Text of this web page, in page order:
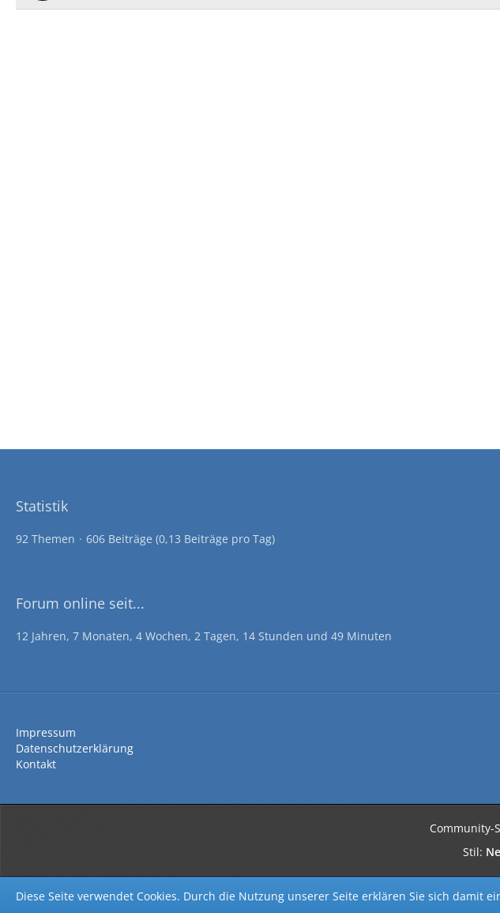
Statistik
92 Themen 606 Beiträge (0,13 Beiträge pro Tag)
Forum online seit...
12 Jahren, 7 Monaten, 4 Wochen, 2 Tagen, 14 Stunden und 49 Minuten
Impressum
Datenschutzerklärung
Kontakt
Community-
Stil:
Diese Seite verwendet Cookies. Durch die Nutzung unserer Seite erklären Sie sich damit